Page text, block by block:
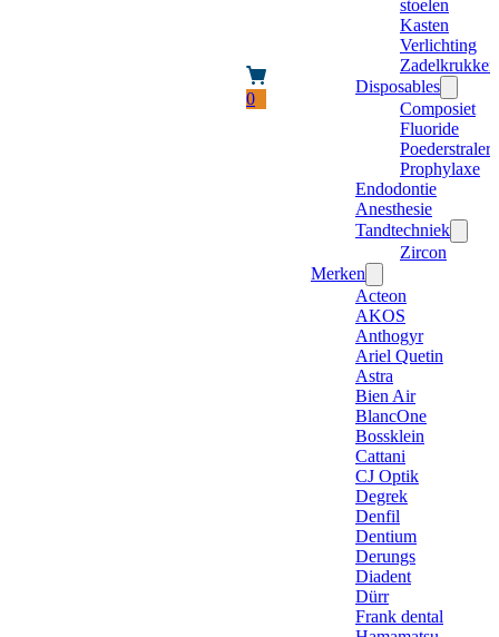
0
stoelen
Kasten
Verlichting
Zadelkrukken
Disposables
Composiet
Fluoride
Poederstraler
Prophylaxe
Endodontie
Anesthesie
Tandtechniek
Zircon
Merken
Acteon
AKOS
Anthogyr
Ariel Quetin
Astra
Bien Air
BlancOne
Bossklein
Cattani
CJ Optik
Degrek
Denfil
Dentium
Derungs
Diadent
Dürr
Frank dental